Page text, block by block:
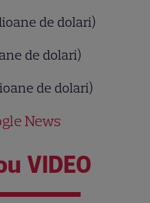
de dolari)
de dolari)
de dolari)
News
VIDEO